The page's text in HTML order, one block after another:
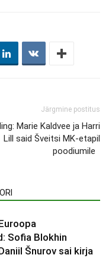
Järgmine postitus
Marie Kaldvee ja Harri
Lill said Šveitsi MK-etapil
poodiumile
Sofia Blokhin
Šnurov sai kirja